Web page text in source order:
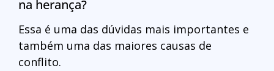
na herança?
Essa é uma das dúvidas mais importantes e
também uma das maiores causas de
conflito.